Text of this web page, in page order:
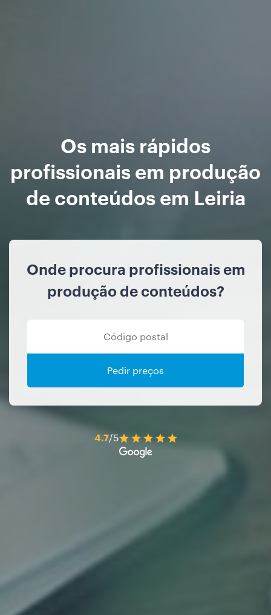
Os mais rápidos
profissionais em produção
de conteúdos em Leiria
Onde procura profissionais em
produção de conteúdos?
Pedir preços
4.7/5